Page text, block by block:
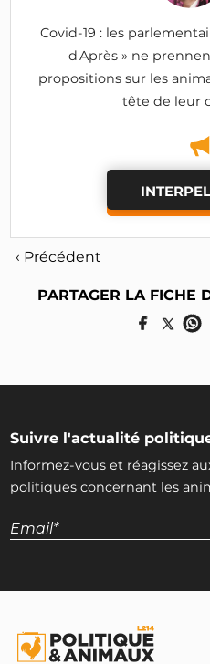
Covid-19 : les
d'Après » ne
propositions sur les
tête de leur
‹ Précédent
PARTAGER LA FICHE
Suivre l'actualité
Informez-vous et réagissez
politiques concernant les